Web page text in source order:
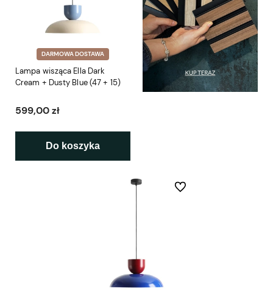
DARMOWA DOSTAWA
Lampa wisząca Ella Dark
Cream + Dusty Blue (47 + 15)
599,00 zł
Do koszyka
Do ulubionych